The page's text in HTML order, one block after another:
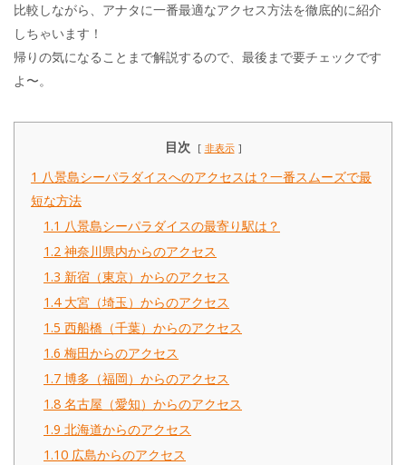
比較しながら、アナタに一番最適なアクセス方法を徹底的に紹介
しちゃいます！
帰りの気になることまで解説するので、最後まで要チェックです
よ〜。
目次 非表示
1 八景島シーパラダイスへのアクセスは？一番スムーズで最
短な方法
1.1 八景島シーパラダイスの最寄り駅は？
1.2 神奈川県内からのアクセス
1.3 新宿（東京）からのアクセス
1.4 大宮（埼玉）からのアクセス
1.5 西船橋（千葉）からのアクセス
1.6 梅田からのアクセス
1.7 博多（福岡）からのアクセス
1.8 名古屋（愛知）からのアクセス
1.9 北海道からのアクセス
1.10 広島からのアクセス